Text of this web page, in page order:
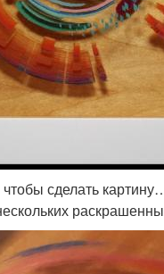
сделать